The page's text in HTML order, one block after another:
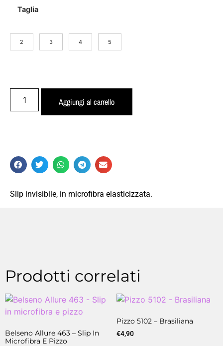
Taglia
2 3 4 5
Aggiungi al carrello
Slip invisibile, in microfibra elasticizzata.
Prodotti correlati
Belseno Allure 463 – Slip In
Microfibra E Pizzo
Pizzo 5102 – Brasiliana
€4,90